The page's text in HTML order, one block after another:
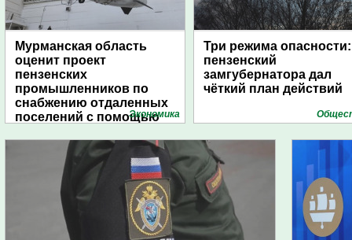
Мурманская область
оценит проект
пензенских
промышленников по
снабжению отдаленных
поселений с помощью
Экономика
Три режима опасности:
пензенский
замгубернатора дал
чёткий план действий